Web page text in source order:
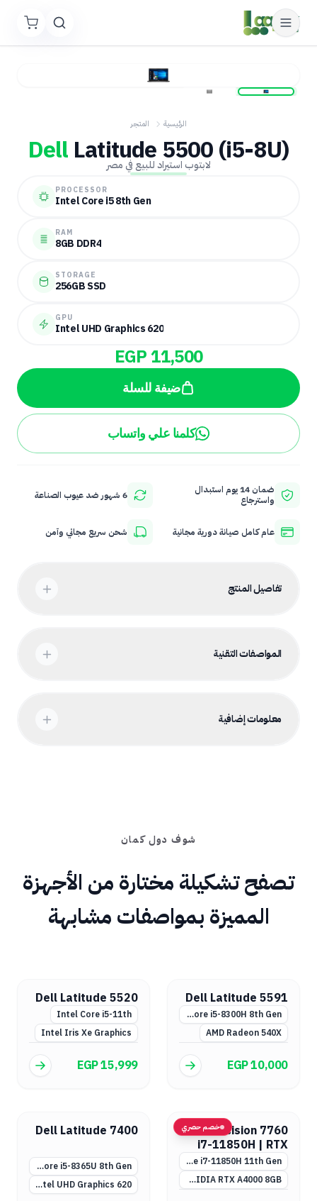
الرئيسية المتجر
Dell Latitude 5500 (i5-8U)
لابتوب استيراد للبيع في مصر
PROCESSOR
Intel Core i5 8th Gen
RAM
8GB DDR4
STORAGE
256GB SSD
GPU
Intel UHD Graphics 620
EGP 11,500
ضيفة للسلة
كلمنا علي واتساب
ضمان 14 يوم استبدال
واسترجاع
6 شهور ضد عيوب الصناعة
عام كامل صيانة دورية مجانية شحن سريع مجاني وآمن
تفاصيل المنتج
المواصفات التقنية
معلومات إضافية
شوف دول كمان
تصفح تشكيلة مختارة من الأجهزة
المميزة بمواصفات مشابهة
Dell Latitude 5591
Intel Core i5-8300H 8th Gen
AMD Radeon 540X
EGP 10,000
Dell Latitude 5520
Intel Core i5-11th
Intel Iris Xe Graphics
EGP 15,999
خصم حصري
Dell Precision 7760
i7-11850H | RTX
A4000 & A3000
Intel Core i7-11850H 11th Gen
NVIDIA RTX A4000 8GB أو RTX A3000 (اختياري)
Dell Latitude 7400
Intel Core i5-8365U 8th Gen
Intel UHD Graphics 620